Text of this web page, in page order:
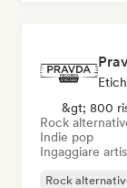
&gt; 800
Rock
Indie pop
Ingaggiare
Rock